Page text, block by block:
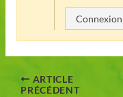
Connexion
ARTICLE
PRÉCÉDENT